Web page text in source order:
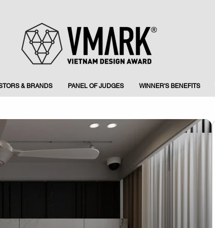
& BRANDS PANEL OF JUDGES WINNER'S BENEFITS